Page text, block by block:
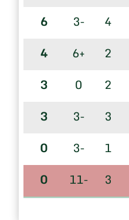
4
-3
6
2
+6
4
2
0
3
3
-3
3
1
-3
0
3
-11
0